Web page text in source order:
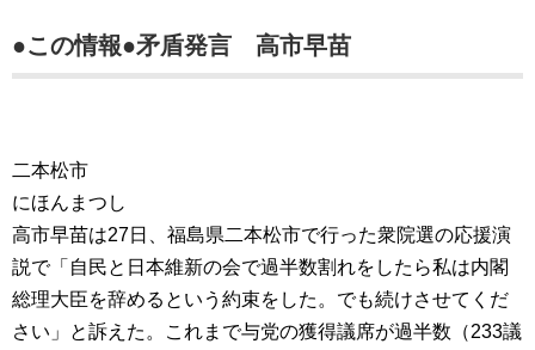
●この情報●矛盾発言 高市早苗
二本松市
にほんまつし
高市早苗は27日、福島県二本松市で行った衆院選の応援演
説で「自民と日本維新の会で過半数割れをしたら私は内閣
総理大臣を辞めるという約束をした。でも続けさせてくだ
さい」と訴えた。これまで与党の獲得議席が過半数（233議